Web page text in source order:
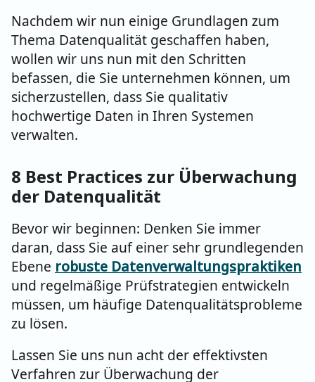
Nachdem wir nun einige Grundlagen zum
Thema Datenqualität geschaffen haben,
wollen wir uns nun mit den Schritten
befassen, die Sie unternehmen können, um
sicherzustellen, dass Sie qualitativ
hochwertige Daten in Ihren Systemen
verwalten.
8 Best Practices zur Überwachung
der Datenqualität
Bevor wir beginnen: Denken Sie immer
daran, dass Sie auf einer sehr grundlegenden
Ebene robuste Datenverwaltungspraktiken
und regelmäßige Prüfstrategien entwickeln
müssen, um häufige Datenqualitätsprobleme
zu lösen.
Lassen Sie uns nun acht der effektivsten
Verfahren zur Überwachung der